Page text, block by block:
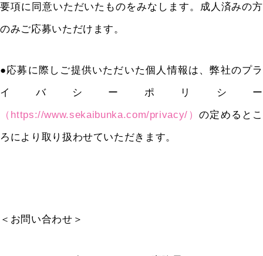
要項に同意いただいたものをみなします。 成人済みの方
のみご応募いただけます。
●応募に際しご提供いただいた個人情報は、弊社のプラ
イバシーポリシー
（ https://www.sekaibunka.com/privacy/ ） の定めるとこ
ろにより取り扱わせていただきます。
＜お問い合わせ＞